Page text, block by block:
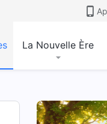
La Nouvelle Ère